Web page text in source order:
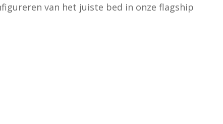
van het juiste bed in onze flagship